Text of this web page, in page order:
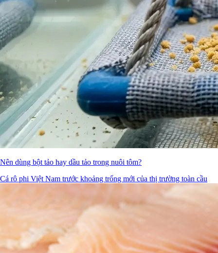
Nên dùng bột tảo hay dầu tảo trong nuôi tôm?
Cá rô phi Việt Nam trước khoảng trống mới của thị trường toàn cầu